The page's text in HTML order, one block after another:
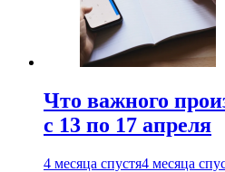
Что важного
с 13 по 17 апреля
4 месяца спустя4 месяца